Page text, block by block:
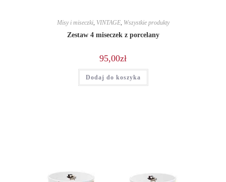
Misy i miseczki, VINTAGE, Wszystkie produkty
Zestaw 4 miseczek z porcelany
95,00zł
Dodaj do koszyka